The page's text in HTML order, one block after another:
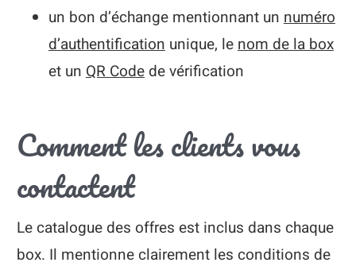
un bon d’échange mentionnant un numéro
d’authentificationunique, lenom de la box
et un QR Codede vérification
Comment les clients vous
contactent
Le catalogue des offres est inclus dans chaque
box. Il mentionne clairement les conditions de